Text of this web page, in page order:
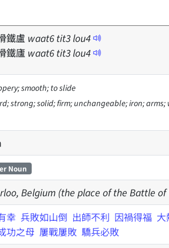
鐵盧 waat6tit3lou4
鐵廬 waat6tit3lou4
smooth; to slide
strong; solid; firm; unchangeable; iron; arms;
Noun
Belgium (the place of the Battle of
幸 兵敗如山倒 出師不利 因禍得福 大
功之母 屢戰屢敗 驕兵必敗